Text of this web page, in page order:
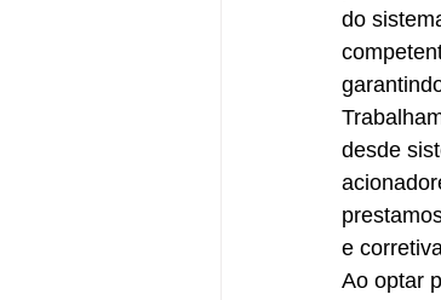
do
desde
e
Ao optar